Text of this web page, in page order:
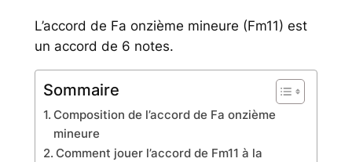
L’accord de Fa onzième mineure (Fm11) est
un accord de 6 notes.
Sommaire
Composition de l’accord de Fa onzième
mineure
Comment jouer l’accord de Fm11 à la